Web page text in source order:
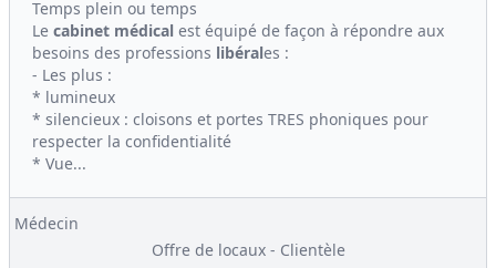
Temps plein ou temps
Le cabinet médical est équipé de façon à répondre aux
besoins des professions libérales :
- Les plus :
* lumineux
* silencieux : cloisons et portes TRES phoniques pour
respecter la confidentialité
* Vue...
Médecin
Offre de locaux - Clientèle